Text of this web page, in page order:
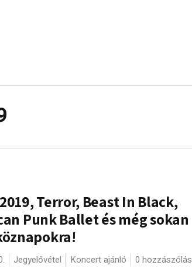
Terror, Beast In Black,
Punk Ballet és még sokan
Jegyelővétel Koncert ajánló 0 hozzászólás